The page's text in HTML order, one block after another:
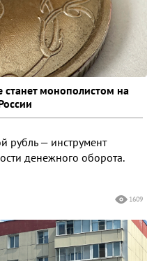
монополистом на
рубль — инструмент
денежного оборота.
1609